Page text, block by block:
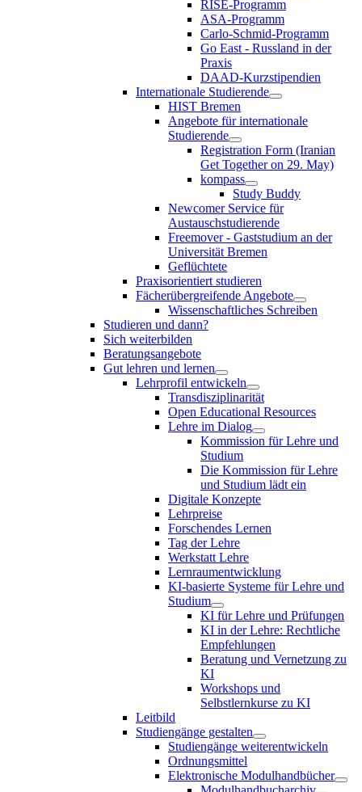
RISE-Programm
ASA-Programm
Carlo-Schmid-Programm
Go East - Russland in der
Praxis
DAAD-Kurzstipendien
Internationale Studierende
HIST Bremen
Angebote für internationale
Studierende
Registration Form (Iranian
Get Together on 29. May)
kompass
Study Buddy
Newcomer Service für
Austauschstudierende
Freemover - Gaststudium an der
Universität Bremen
Geflüchtete
Praxisorientiert studieren
Fächerübergreifende Angebote
Wissenschaftliches Schreiben
Studieren und dann?
Sich weiterbilden
Beratungsangebote
Gut lehren und lernen
Lehrprofil entwickeln
Transdisziplinarität
Open Educational Resources
Lehre im Dialog
Kommission für Lehre und
Studium
Die Kommission für Lehre
und Studium lädt ein
Digitale Konzepte
Lehrpreise
Forschendes Lernen
Tag der Lehre
Werkstatt Lehre
Lernraumentwicklung
KI-basierte Systeme für Lehre und
Studium
KI für Lehre und Prüfungen
KI in der Lehre: Rechtliche
Empfehlungen
Beratung und Vernetzung zu
KI
Workshops und
Selbstlernkurse zu KI
Leitbild
Studiengänge gestalten
Studiengänge weiterentwickeln
Ordnungsmittel
Elektronische Modulhandbücher